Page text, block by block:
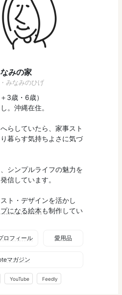
みの家
みなみのひげ
3歳・6歳）
。沖縄在住。
らしていたら、家事スト
暮らす気持ちよさに気づ
シンプルライフの魅力を
信しています。
ト・デザインを活かし
になる絵本も制作してい
ロフィール 愛用品
マガジン
YouTube Feedly